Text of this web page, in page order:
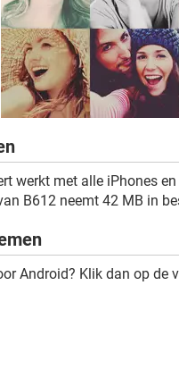
werkt met alle iPhones
B612 neemt 42 MB in
Android? Klik dan op de